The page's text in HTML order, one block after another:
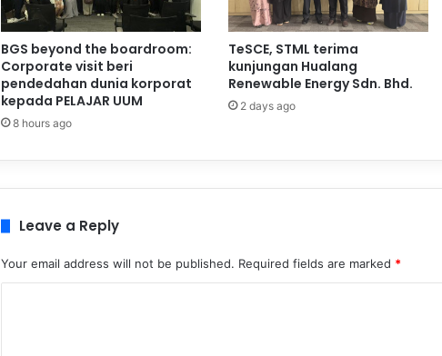
BGS beyond the boardroom:
Corporate visit beri
pendedahan dunia korporat
kepada PELAJAR UUM
8 hours ago
TeSCE, STML terima
kunjungan Hualang
Renewable Energy Sdn. Bhd.
2 days ago
Leave a Reply
Your email address will not be published. Required fields are marked *